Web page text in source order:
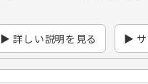
▶ 詳しい説明を見る ▶ サ